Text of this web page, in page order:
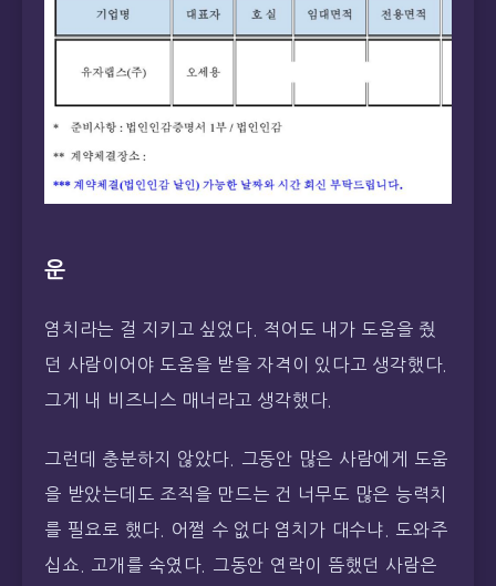
운
염치라는 걸 지키고 싶었다. 적어도 내가 도움을 줬
던 사람이어야 도움을 받을 자격이 있다고 생각했다.
그게 내 비즈니스 매너라고 생각했다.
그런데 충분하지 않았다. 그동안 많은 사람에게 도움
을 받았는데도 조직을 만드는 건 너무도 많은 능력치
를 필요로 했다. 어쩔 수 없다 염치가 대수냐. 도와주
십쇼. 고개를 숙였다. 그동안 연락이 뜸했던 사람은